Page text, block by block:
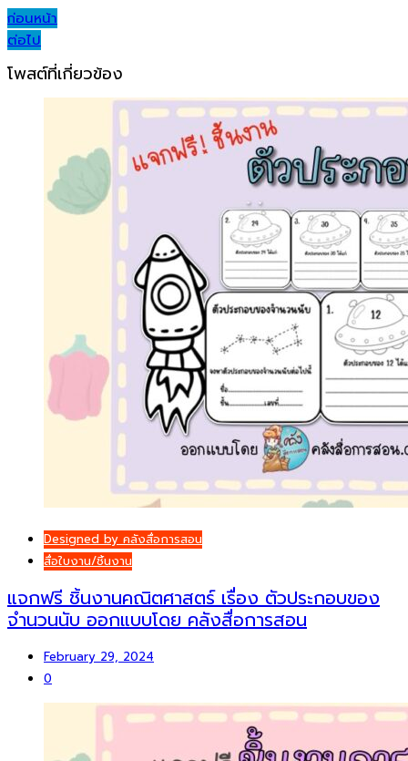
Post
navigation
ก่อนหน้า
ต่อไป
โพสต์ที่เกี่ยวข้อง
Designed by คลังสื่อการสอน
สื่อใบงาน/ชิ้นงาน
แจกฟรี ชิ้นงานคณิตศาสตร์ เรื่อง ตัวประกอบของ
จำนวนนับ ออกแบบโดย คลังสื่อการสอน
February 29, 2024
0